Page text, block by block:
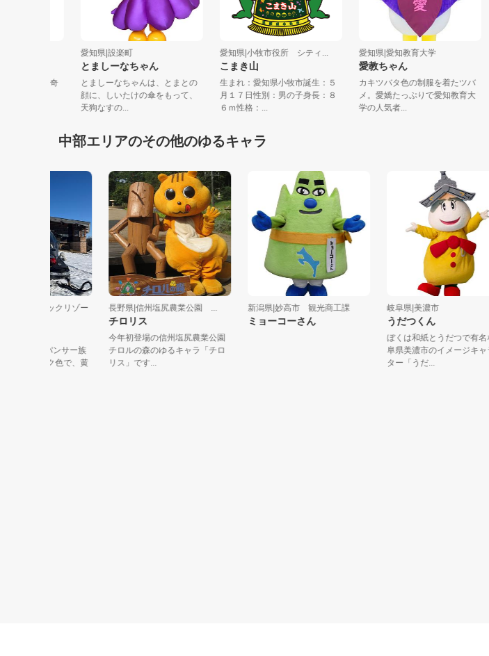
趣味は釣り。好奇
愛知県|設楽町
とましーなちゃん
とましーなちゃんは、とまとの
顔に、しいたけの傘をもって、
天狗なすの...
愛知県|小牧市役所 シティ...
こまき山
生まれ：愛知県小牧市誕生：５
月１７日性別：男の子身長：８
６ｍ性格：...
愛知県|愛知教育大学
愛教ちゃん
カキツバタ色の制服を着たツバ
メ。愛嬌たっぷりで愛知教育大
学の人気者...
中部エリアのその他のゆるキャラ
ンブリックリゾー
る幻のパンサー族
身ピンク色で、黄
長野県|信州塩尻農業公園 ...
チロリス
今年初登場の信州塩尻農業公園
チロルの森のゆるキャラ「チロ
リス」です...
新潟県|妙高市 観光商工課
ミョーコーさん
岐阜県|美濃市
うだつくん
ぼくは和紙とうだつで有名な岐
阜県美濃市のイメージキャラク
ター「うだ...